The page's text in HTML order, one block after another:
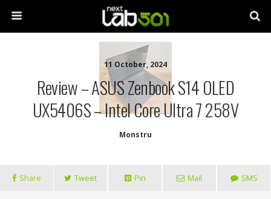
11 October, 2024
Review – ASUS Zenbook S14 OLED
UX5406S – Intel Core Ultra 7 258V
Monstru
Share Tweet Pin Mail SMS